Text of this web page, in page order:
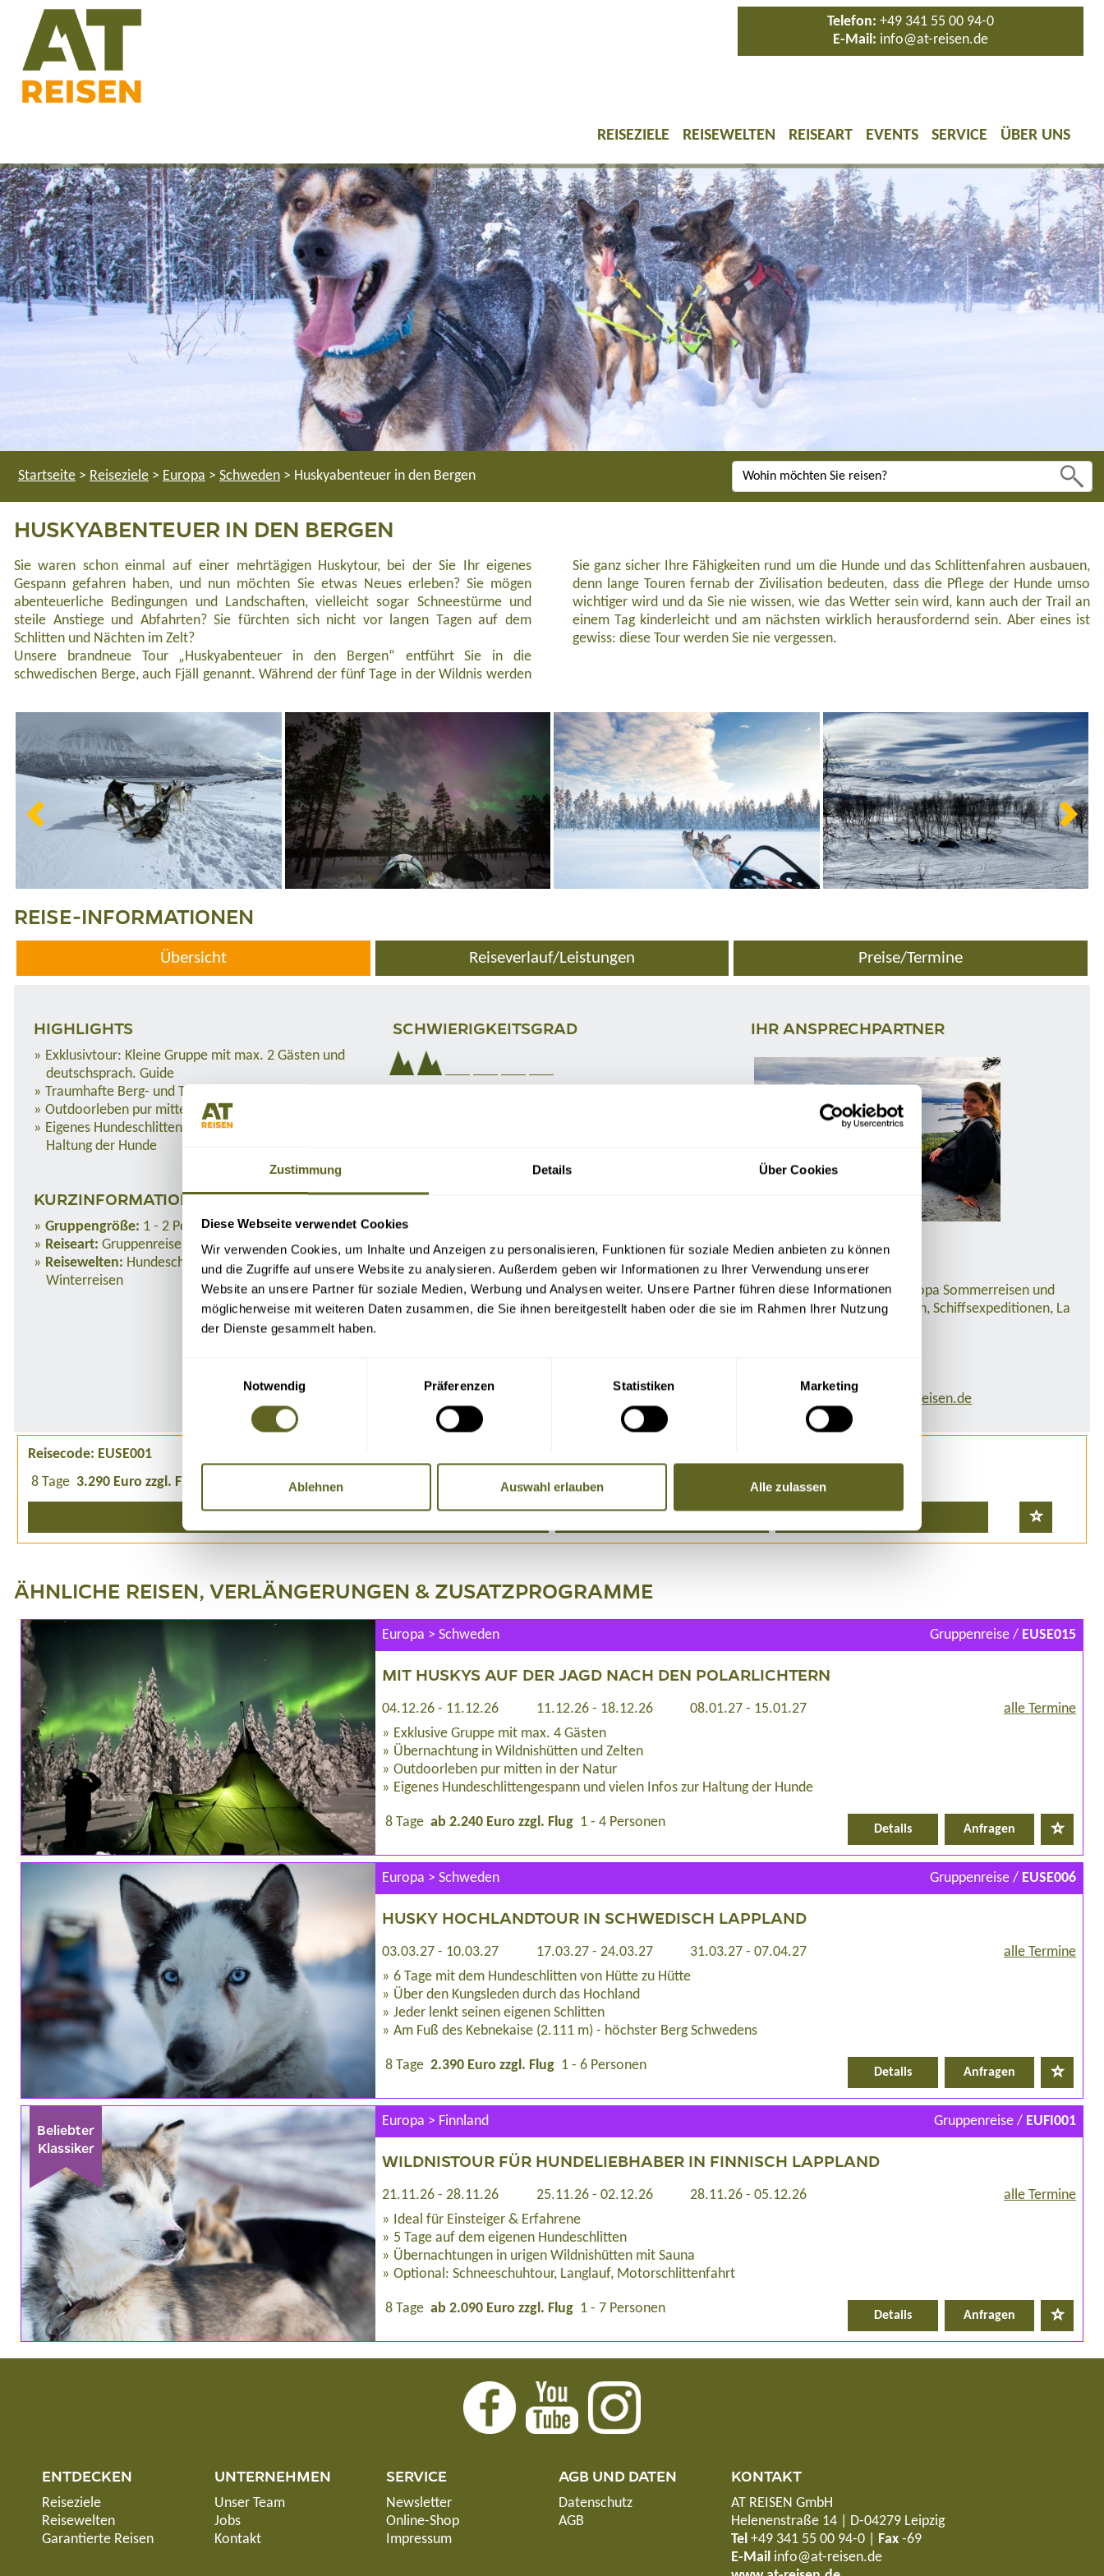
Zustimmung Details Über Cookies
Diese Webseite verwendet Cookies
Wir verwenden Cookies, um Inhalte und Anzeigen zu personalisieren, Funktionen für soziale Medien anbieten zu können
und die Zugriffe auf unsere Website zu analysieren. Außerdem geben wir Informationen zu Ihrer Verwendung unserer
Website an unsere Partner für soziale Medien, Werbung und Analysen weiter. Unsere Partner führen diese Informationen
möglicherweise mit weiteren Daten zusammen, die Sie ihnen bereitgestellt haben oder die sie im Rahmen Ihrer Nutzung
der Dienste gesammelt haben.
Notwendig
Präferenzen Statistiken Marketing
Ablehnen Auswahl erlauben Alle zulassen
Telefon: +49 341 55 00 94-0
E-Mail: info@at-reisen.de
REISEZIELE REISEWELTEN REISEART EVENTS SERVICE ÜBER UNS
Startseite > Reiseziele > Europa > Schweden > Huskyabenteuer in den Bergen
HUSKYABENTEUER IN DEN BERGEN
Sie waren schon einmal auf einer mehrtägigen Huskytour, bei der Sie Ihr eigenes
Gespann gefahren haben, und nun möchten Sie etwas Neues erleben? Sie mögen
abenteuerliche Bedingungen und Landschaften, vielleicht sogar Schneestürme und
steile Anstiege und Abfahrten? Sie fürchten sich nicht vor langen Tagen auf dem
Schlitten und Nächten im Zelt?
Unsere brandneue Tour „Huskyabenteuer in den Bergen“ entführt Sie in die
schwedischen Berge, auch Fjäll genannt. Während der fünf Tage in der Wildnis werden
Sie ganz sicher Ihre Fähigkeiten rund um die Hunde und das Schlittenfahren ausbauen,
denn lange Touren fernab der Zivilisation bedeuten, dass die Pflege der Hunde umso
wichtiger wird und da Sie nie wissen, wie das Wetter sein wird, kann auch der Trail an
einem Tag kinderleicht und am nächsten wirklich herausfordernd sein. Aber eines ist
gewiss: diese Tour werden Sie nie vergessen.
REISE-INFORMATIONEN
Übersicht Reiseverlauf/Leistungen Preise/Termine
HIGHLIGHTS
Exklusivtour: Kleine Gruppe mit max. 2 Gästen und
deutschsprach. Guide
Traumhafte Berg- und Tallandschaften
Outdoorleben pur mitten in der Natur
Eigenes Hundeschlittengespann und vielen Infos zur
Haltung der Hunde
KURZINFORMATIONEN
Gruppengröße: 1 - 2 Personen
Reiseart: Gruppenreise
Reisewelten: Hundeschlittentouren, Naturreisen,
Winterreisen
SCHWIERIGKEITSGRAD
körperliche und psychische Belastung ist relativ gering.
Schwierigkeitsstufe sind ein leichter Genuss für Körper,
IHR ANSPRECHPARTNER
Sales Managerin Europe
Ihr Ansprechpartner für Europa Sommerreisen und
Winterreisen, Hundeschlitten, Schiffsexpeditionen, La
nicole.schmidt@at-reisen.de
Reisecode: EUSE001
8 Tage 3.290 Euro zzgl. Flug 1 - 2 Personen 2 garantierte Termine
ÄHNLICHE REISEN, VERLÄNGERUNGEN & ZUSATZPROGRAMME
Europa > Schweden Gruppenreise / EUSE015
MIT HUSKYS AUF DER JAGD NACH DEN POLARLICHTERN
04.12.26 - 11.12.26 11.12.26 - 18.12.26 08.01.27 - 15.01.27
alle Termine
Exklusive Gruppe mit max. 4 Gästen
Übernachtung in Wildnishütten und Zelten
Outdoorleben pur mitten in der Natur
Eigenes Hundeschlittengespann und vielen Infos zur Haltung der Hunde
8 Tage ab 2.240 Euro zzgl. Flug 1 - 4 Personen Details Anfragen
Europa > Schweden Gruppenreise / EUSE006
HUSKY HOCHLANDTOUR IN SCHWEDISCH LAPPLAND
03.03.27 - 10.03.27 17.03.27 - 24.03.27 31.03.27 - 07.04.27
alle Termine
6 Tage mit dem Hundeschlitten von Hütte zu Hütte
Über den Kungsleden durch das Hochland
Jeder lenkt seinen eigenen Schlitten
Am Fuß des Kebnekaise (2.111 m) - höchster Berg Schwedens
8 Tage 2.390 Euro zzgl. Flug 1 - 6 Personen Details Anfragen
Beliebter
Klassiker
Europa > Finnland Gruppenreise / EUFI001
WILDNISTOUR FÜR HUNDELIEBHABER IN FINNISCH LAPPLAND
21.11.26 - 28.11.26 25.11.26 - 02.12.26 28.11.26 - 05.12.26
alle Termine
Ideal für Einsteiger & Erfahrene
5 Tage auf dem eigenen Hundeschlitten
Übernachtungen in urigen Wildnishütten mit Sauna
Optional: Schneeschuhtour, Langlauf, Motorschlittenfahrt
8 Tage ab 2.090 Euro zzgl. Flug 1 - 7 Personen Details Anfragen
ENTDECKEN
Reiseziele
Reisewelten
Garantierte Reisen
UNTERNEHMEN
Unser Team
Jobs
Kontakt
SERVICE
Newsletter
Online-Shop
Impressum
AGB UND DATEN
Datenschutz
AGB
KONTAKT
AT REISEN GmbH
Helenenstraße 14 | D-04279 Leipzig
Tel +49 341 55 00 94-0| Fax-69
E-Mail info@at-reisen.de